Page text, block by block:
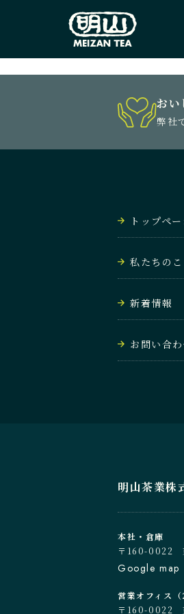
おい
弊社
トップペ
私たちのこ
新着情報
お問い合
明山茶業
本社・倉庫
〒160-0022
Google map
営業オフィス
〒160-0022